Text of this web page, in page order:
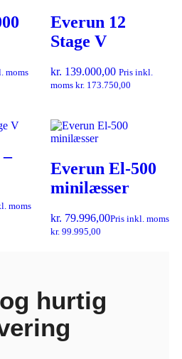
moms
Everun 12
Stage V
kr. 139.000,00 Pris inkl.
moms kr. 173.750,00
moms
Everun El-500
minilæsser
kr. 79.996,00Pris inkl. moms
kr. 99.995,00
hurtig